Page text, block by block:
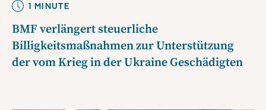
1 MINUTE
BMF verlängert steuerliche
Billigkeitsmaßnahmen zur Unterstützung
der vom Krieg in der Ukraine Geschädigten